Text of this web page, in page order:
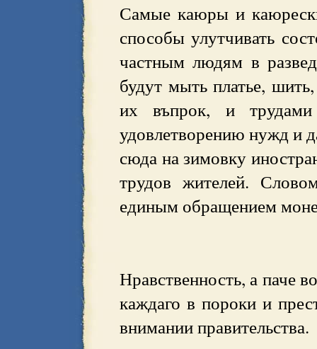
Самые каюры и
способы улутчивать
частным людям в
будут мыть платье,
их въпрок, и
удовлетворению нужд и
сюда на зимовку
трудов жителей.
единым обращением
Нравственность, а паче
каждаго в пороки и
внимании правительства.